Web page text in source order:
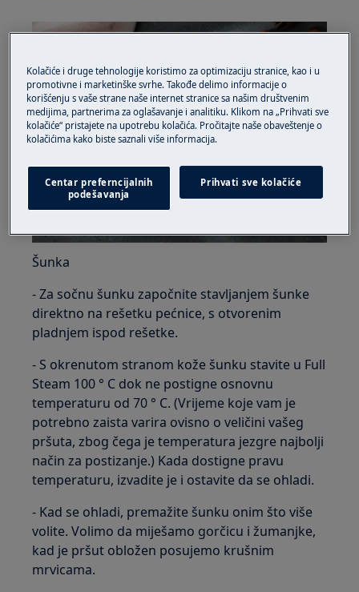
Šunka
- Za sočnu šunku započnite stavljanjem šunke
direktno na rešetku pećnice, s otvorenim
pladnjem ispod rešetke.
- S okrenutom stranom kože šunku stavite u Full
Steam 100 ° C dok ne postigne osnovnu
temperaturu od 70 ° C. (Vrijeme koje vam je
potrebno zaista varira ovisno o veličini vašeg
pršuta, zbog čega je temperatura jezgre najbolji
način za postizanje.) Kada dostigne pravu
temperaturu, izvadite je i ostavite da se ohladi.
- Kad se ohladi, premažite šunku onim što više
volite. Volimo da miješamo gorčicu i žumanjke,
kad je pršut obložen posujemo krušnim
mrvicama.
Kolačiće i druge tehnologije koristimo za optimizaciju stranice, kao i u
promotivne i marketinške svrhe. Takođe delimo informacije o
korišćenju s vaše strane naše internet stranice sa našim društvenim
medijima, partnerima za oglašavanje i analitiku. Klikom na „Prihvati sve
kolačiće“ pristajete na upotrebu kolačića. Pročitajte naše obaveštenje o
kolačićima kako biste saznali više informacija.
Centar preferncijalnih
podešavanja
Prihvati sve kolačiće